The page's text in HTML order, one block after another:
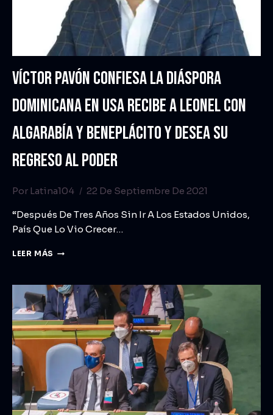
VÍCTOR PAVÓN CONFIESA LA DIÁSPORA
DOMINICANA EN USA RECIBE A LEONEL CON
ALGARABÍA Y BENEPLÁCITO Y DESEA SU
REGRESO AL PODER
Por Latina104 22 De Septiembre De 2021
“Después De Tres Años Sin Ir A Los Estados Unidos,
País Que Lo Vio Crecer…
LEER MÁS